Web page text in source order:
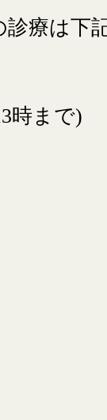
療は下
時まで)